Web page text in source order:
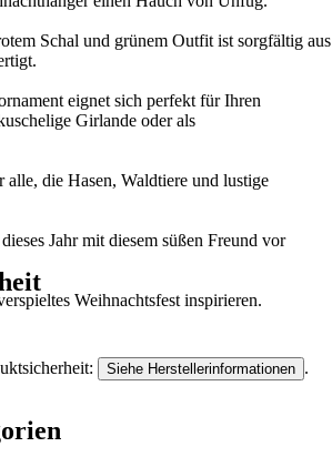
Schal und grünem Outfit ist sorgfältig aus
eignet sich perfekt für Ihren
Girlande oder als
die Hasen, Waldtiere und lustige
Jahr mit diesem süßen Freund vor
Weihnachtsfest inspirieren.
Siehe Herstellerinformationen .